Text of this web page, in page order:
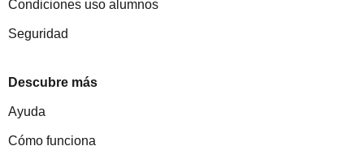
Condiciones uso alumnos
Seguridad
Descubre más
Ayuda
Cómo funciona